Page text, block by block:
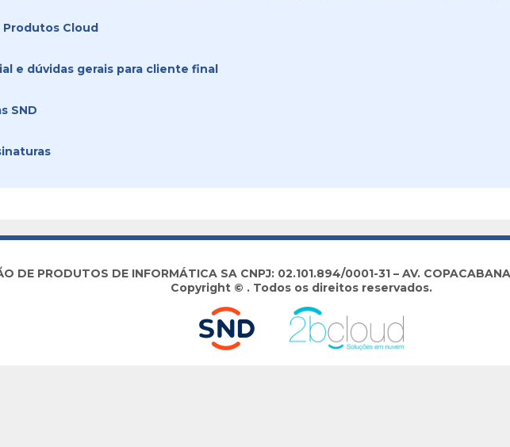
Cloud
e dúvidas gerais para cliente final
SND
DE PRODUTOS DE INFORMÁTICA SA CNPJ: 02.101.894/0001-31 – AV.
Copyright © . Todos os direitos reservados.